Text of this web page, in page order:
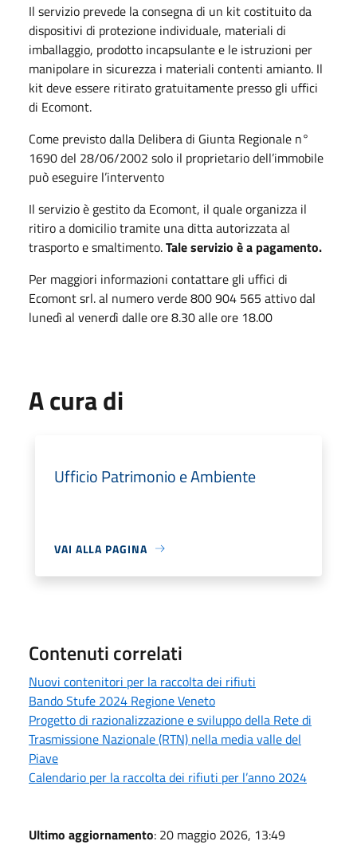
Il servizio prevede la consegna di un kit costituito da
dispositivi di protezione individuale, materiali di
imballaggio, prodotto incapsulante e le istruzioni per
manipolare in sicurezza i materiali contenti amianto. Il
kit deve essere ritirato gratuitamente presso gli uffici
di Ecomont.
Come previsto dalla Delibera di Giunta Regionale n°
1690 del 28/06/2002 solo il proprietario dell’immobile
può eseguire l’intervento
Il servizio è gestito da Ecomont, il quale organizza il
ritiro a domicilio tramite una ditta autorizzata al
trasporto e smaltimento.Tale servizio è a pagamento.
Per maggiori informazioni contattare gli uffici di
Ecomont srl. al numeroverde 800 904 565 attivo dal
lunedì al venerdì dalle ore 8.30 alle ore 18.00
A cura di
Ufficio Patrimonio e Ambiente
VAI ALLA PAGINA
Contenuti correlati
Nuovi contenitori per la raccolta dei rifiuti
Bando Stufe 2024 Regione Veneto
Progetto di razionalizzazione e sviluppo della Rete di
Trasmissione Nazionale (RTN) nella media valle del
Piave
Calendario per la raccolta dei rifiuti per l’anno 2024
Ultimo aggiornamento: 20 maggio 2026, 13:49